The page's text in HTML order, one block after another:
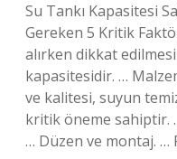
Su Tankı Kapasitesi
Gereken 5 Kritik
alırken dikkat
kapasitesidir. …
ve kalitesi, suyun
kritik öneme sahiptir.
… Düzen ve montaj. …